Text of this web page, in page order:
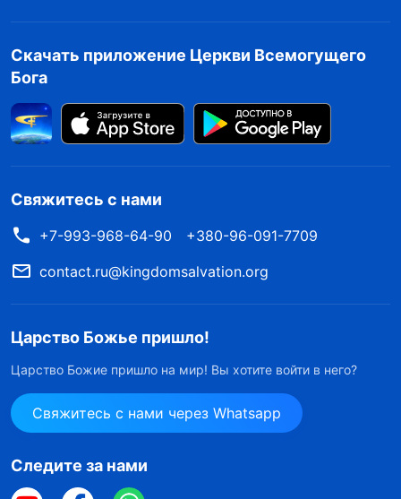
Скачать приложение Церкви Всемогущего
Бога
Свяжитесь с нами
+7-993-968-64-90
+380-96-091-7709
contact.ru@kingdomsalvation.org
Царство Божье пришло!
Царство Божие пришло на мир! Вы хотите войти в него?
Свяжитесь с нами через Whatsapp
Следите за нами